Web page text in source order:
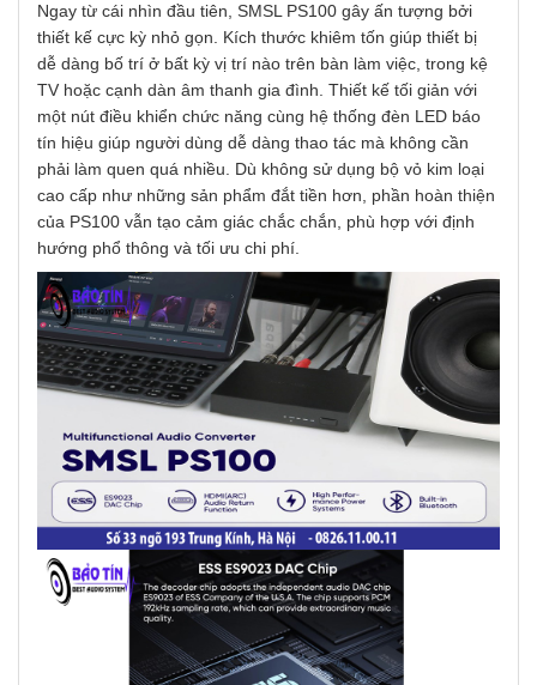
Ngay từ cái nhìn đầu tiên, SMSL PS100 gây ấn tượng bởi
thiết kế cực kỳ nhỏ gọn. Kích thước khiêm tốn giúp thiết bị
dễ dàng bố trí ở bất kỳ vị trí nào trên bàn làm việc, trong kệ
TV hoặc cạnh dàn âm thanh gia đình. Thiết kế tối giản với
một nút điều khiển chức năng cùng hệ thống đèn LED báo
tín hiệu giúp người dùng dễ dàng thao tác mà không cần
phải làm quen quá nhiều. Dù không sử dụng bộ vỏ kim loại
cao cấp như những sản phẩm đắt tiền hơn, phần hoàn thiện
của PS100 vẫn tạo cảm giác chắc chắn, phù hợp với định
hướng phổ thông và tối ưu chi phí.